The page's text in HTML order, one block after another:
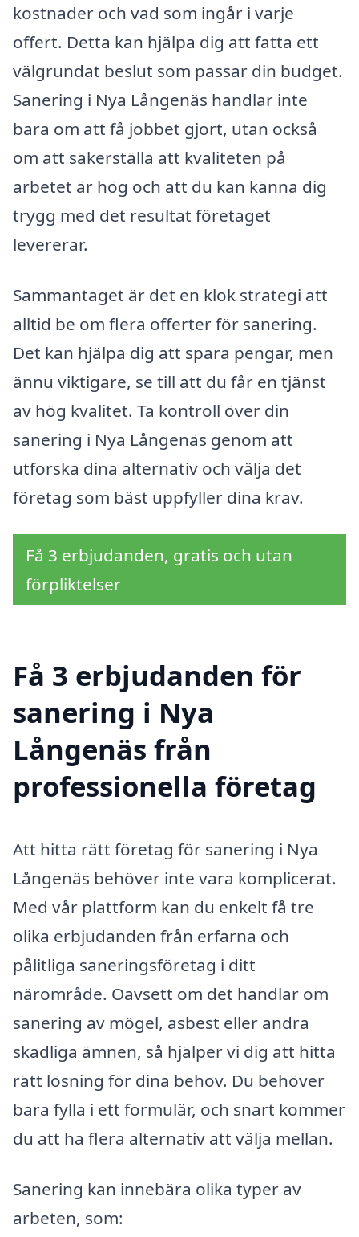
kostnader och vad som ingår i varje
offert. Detta kan hjälpa dig att fatta ett
välgrundat beslut som passar din budget.
Sanering i Nya Långenäs handlar inte
bara om att få jobbet gjort, utan också
om att säkerställa att kvaliteten på
arbetet är hög och att du kan känna dig
trygg med det resultat företaget
levererar.
Sammantaget är det en klok strategi att
alltid be om flera offerter för sanering.
Det kan hjälpa dig att spara pengar, men
ännu viktigare, se till att du får en tjänst
av hög kvalitet. Ta kontroll över din
sanering i Nya Långenäs genom att
utforska dina alternativ och välja det
företag som bäst uppfyller dina krav.
Få 3 erbjudanden, gratis och utan
förpliktelser
Få 3 erbjudanden för
sanering i Nya
Långenäs från
professionella företag
Att hitta rätt företag för sanering i Nya
Långenäs behöver inte vara komplicerat.
Med vår plattform kan du enkelt få tre
olika erbjudanden från erfarna och
pålitliga saneringsföretag i ditt
närområde. Oavsett om det handlar om
sanering av mögel, asbest eller andra
skadliga ämnen, så hjälper vi dig att hitta
rätt lösning för dina behov. Du behöver
bara fylla i ett formulär, och snart kommer
du att ha flera alternativ att välja mellan.
Sanering kan innebära olika typer av
arbeten, som: